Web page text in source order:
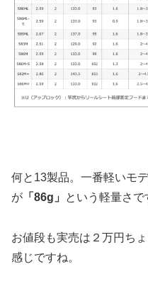
何と13製品。一番軽いモ
が 「86g」 という軽量さで
お値段も実売は２万円ち
感じですね。